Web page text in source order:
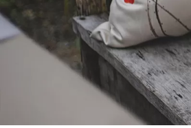
Ruột gối:
Có kèm